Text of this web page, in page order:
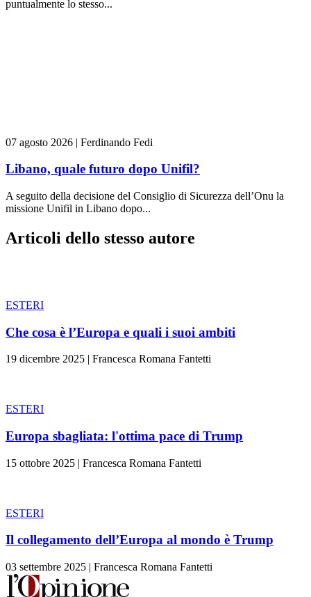
puntualmente lo stesso...
07 agosto 2026 | Ferdinando Fedi
Libano, quale futuro dopo Unifil?
A seguito della decisione del Consiglio di Sicurezza dell’Onu la
missione Unifil in Libano dopo...
Articoli dello stesso autore
ESTERI
Che cosa è l’Europa e quali i suoi ambiti
19 dicembre 2025 | Francesca Romana Fantetti
ESTERI
Europa sbagliata: l'ottima pace di Trump
15 ottobre 2025 | Francesca Romana Fantetti
ESTERI
Il collegamento dell’Europa al mondo è Trump
03 settembre 2025 | Francesca Romana Fantetti